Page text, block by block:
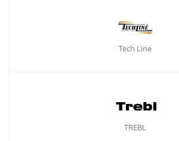
Tech Line
TREBL